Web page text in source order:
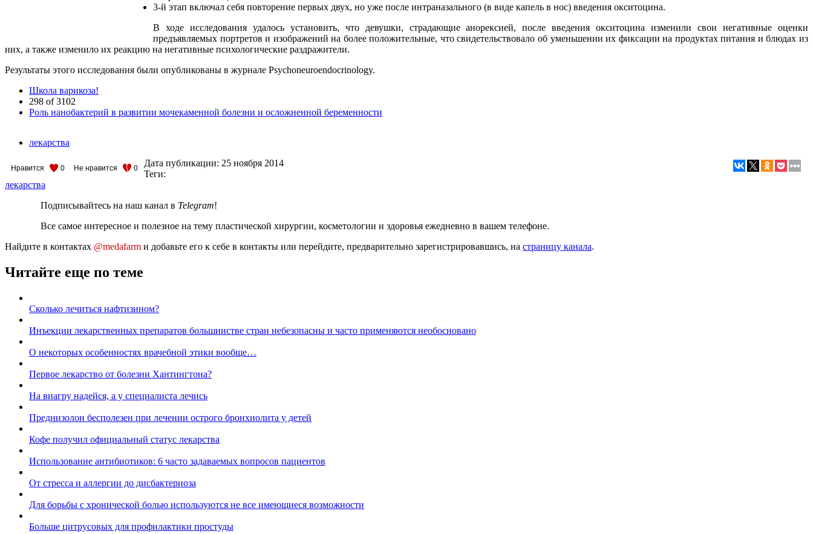
3-й этап включал себя повторение первых двух, но уже после интраназального (в виде капель в нос) введения окситоцина.
В ходе исследования удалось установить, что девушки, страдающие анорексией, после введения окситоцина изменили свои негативные оценки
предъявляемых портретов и изображений на более положительные, что свидетельствовало об уменьшении их фиксации на продуктах питания и блюдах из
них, а также изменило их реакцию на негативные психологические раздражители.
Результаты этого исследования были опубликованы в журнале Psychoneuroendocrinology.
Школа варикоза!
298 of 3102
Роль нанобактерий в развитии мочекаменной болезни и осложненной беременности
лекарства
Нравится 0 Не нравится 0 Дата публикации: 25 ноября 2014
Теги:
лекарства
Подписывайтесь на наш канал в Telegram!
Все самое интересное и полезное на тему пластической хирургии, косметологии и здоровья ежедневно в вашем телефоне.
Найдите в контактах @medafarm и добавьте его к себе в контакты или перейдите, предварительно зарегистрировавшись, на страницу канала.
Читайте еще по теме
Сколько лечиться нафтизином?
Инъекции лекарственных препаратов большинстве стран небезопасны и часто применяются необосновано
О некоторых особенностях врачебной этики вообще…
Первое лекарство от болезни Хантингтона?
На виагру надейся, а у специалиста лечись
Преднизолон бесполезен при лечении острого бронхиолита у детей
Кофе получил официальный статус лекарства
Использование антибиотиков: 6 часто задаваемых вопросов пациентов
От стресса и аллергии до дисбактериоза
Для борьбы с хронической болью используются не все имеющиеся возможности
Больше цитрусовых для профилактики простуды